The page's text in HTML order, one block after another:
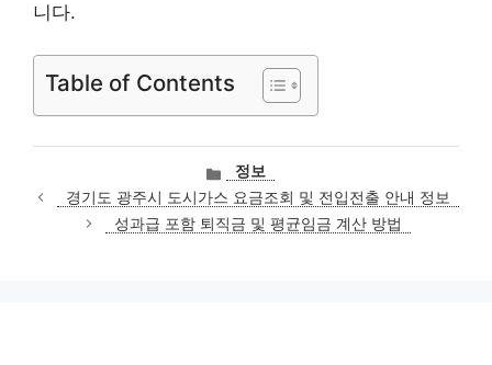
니다.
Table of Contents
카
테
고
리
정보
경기도 광주시 도시가스 요금조회 및 전입전출 안내 정보
성과급 포함 퇴직금 및 평균임금 계산 방법